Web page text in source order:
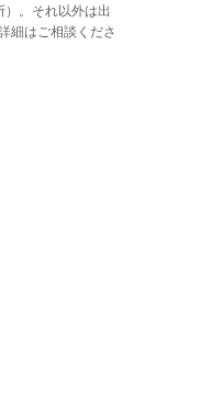
。それ以外は出
細はご相談くださ